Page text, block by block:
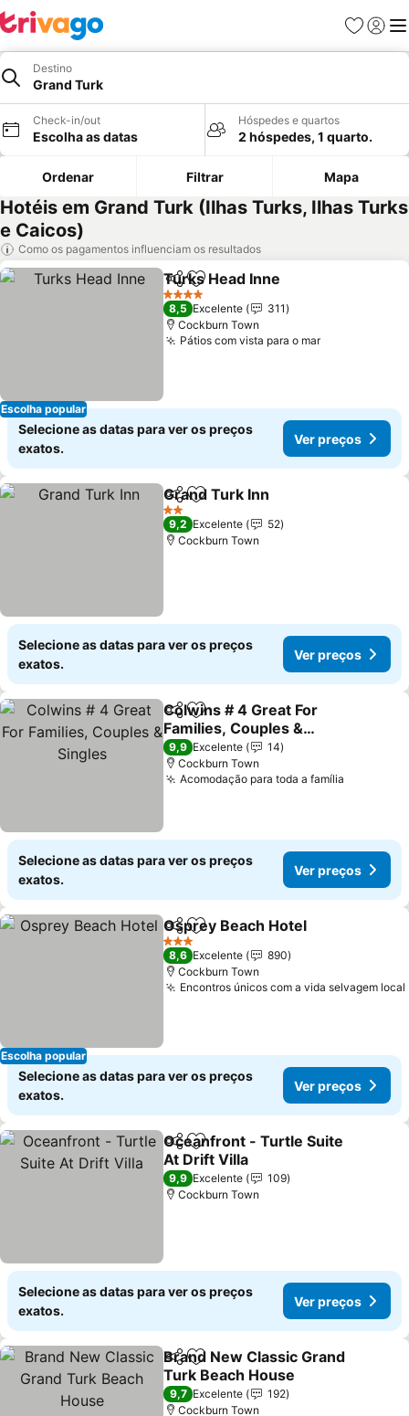
Favoritos
Iniciar
Destino
Grand Turk
Check-in/out
Escolha as datas
Hóspedes e quartos
2 hóspedes, 1 quarto.
Ordenar Filtrar Mapa
Hotéis em Grand Turk (Ilhas Turks, Ilhas Turks
e Caicos)
Como os pagamentos influenciam os resultados
Escolha popular
PartilharAdicionar aos favoritos
Turks Head Inne
4 Estrelas
8,5 Excelente
311
Cockburn Town
Pátios com vista para o mar
Selecione as datas para ver os preços
exatos.
Ver preços
PartilharAdicionar aos favoritos
Grand Turk Inn
2 Estrelas
9,2 Excelente
52
Cockburn Town
Selecione as datas para ver os preços
exatos.
Ver preços
PartilharAdicionar aos favoritos
Colwins # 4 Great For
Families, Couples &
Singles
9,9 Excelente
14
Cockburn Town
Acomodação para toda a família
Selecione as datas para ver os preços
exatos.
Ver preços
Escolha popular
PartilharAdicionar aos favoritos
Osprey Beach Hotel
3 Estrelas
8,6 Excelente
890
Cockburn Town
Encontros únicos com a vida selvagem local
Selecione as datas para ver os preços
exatos.
Ver preços
PartilharAdicionar aos favoritos
Oceanfront - Turtle Suite
At Drift Villa
9,9 Excelente
109
Cockburn Town
Selecione as datas para ver os preços
exatos.
Ver preços
PartilharAdicionar aos favoritos
Brand New Classic Grand
Turk Beach House
9,7 Excelente
192
Cockburn Town